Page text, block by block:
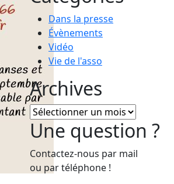
Dans la presse
Évènements
Vidéo
Vie de l'asso
Archives
Archives
Une question ?
Contactez-nous par mail
ou par téléphone !